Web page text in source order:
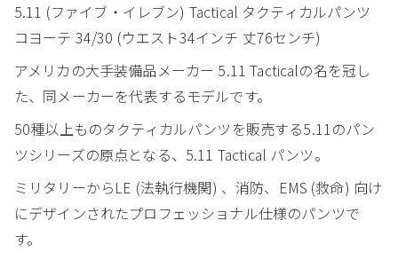
5.11 (ファイブ・イレブン) Tactical タクティカルパンツ
コヨーテ 34/30 (ウエスト34インチ 丈76センチ)
アメリカの大手装備品メーカー 5.11 Tacticalの名を冠し
た、同メーカーを代表するモデルです。
50種以上ものタクティカルパンツを販売する5.11のパン
ツシリーズの原点となる、5.11 Tactical パンツ。
ミリタリーからLE (法執行機関) 、消防、EMS (救命) 向け
にデザインされたプロフェッショナル仕様のパンツで
す。